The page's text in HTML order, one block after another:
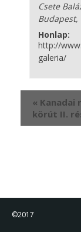
Csete
Budapest,
Honlap:
http://
galeria/
navigáció
« Kanadai
körút II.
©2017